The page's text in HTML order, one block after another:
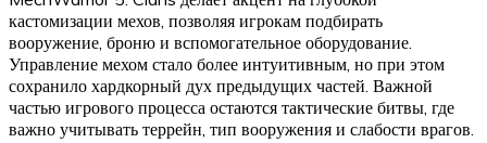
кастомизации мехов, позволяя игрокам подбирать
вооружение, броню и вспомогательное оборудование.
Управление мехом стало более интуитивным, но при этом
сохранило хардкорный дух предыдущих частей. Важной
частью игрового процесса остаются тактические битвы, где
важно учитывать террейн, тип вооружения и слабости врагов.